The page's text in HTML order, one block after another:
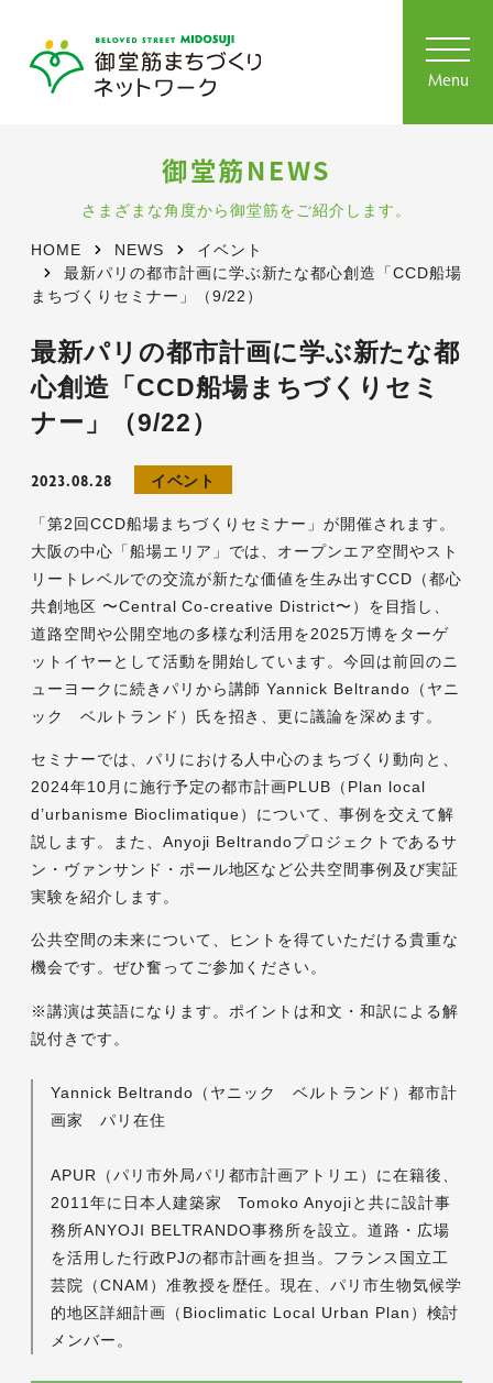
Menu
御堂筋NEWS
さまざまな角度から御堂筋をご紹介します。
HOME NEWS
イベント
最新パリの都市計画に学ぶ新たな都心創造「CCD船場
まちづくりセミナー」（9/22）
最新パリの都市計画に学ぶ新たな都
心創造「CCD船場まちづくりセミ
ナー」（9/22）
2023.08.28 イベント
「第2回CCD船場まちづくりセミナー」が開催されます。
大阪の中心「船場エリア」では、オープンエア空間やスト
リートレベルでの交流が新たな価値を生み出すCCD（都心
共創地区 〜Central Co-creative District〜）を目指し、
道路空間や公開空地の多様な利活用を2025万博をターゲ
ットイヤーとして活動を開始しています。今回は前回のニ
ューヨークに続きパリから講師 Yannick Beltrando（ヤニ
ック ベルトランド）氏を招き、更に議論を深めます。
セミナーでは、パリにおける人中心のまちづくり動向と、
2024年10月に施行予定の都市計画PLUB（Plan local
d’urbanisme Bioclimatique）について、事例を交えて解
説します。また、Anyoji Beltrandoプロジェクトであるサ
ン・ヴァンサンド・ポール地区など公共空間事例及び実証
実験を紹介します。
公共空間の未来について、ヒントを得ていただける貴重な
機会です。ぜひ奮ってご参加ください。
※講演は英語になります。ポイントは和文・和訳による解
説付きです。
Yannick Beltrando（ヤニック ベルトランド）都市計
画家 パリ在住
APUR（パリ市外局パリ都市計画アトリエ）に在籍後、
2011年に日本人建築家 Tomoko Anyojiと共に設計事
務所ANYOJI BELTRANDO事務所を設立。道路・広場
を活用した行政PJの都市計画を担当。フランス国立工
芸院（CNAM）准教授を歴任。現在、パリ市生物気候学
的地区詳細計画（Bioclimatic Local Urban Plan）検討
メンバー。